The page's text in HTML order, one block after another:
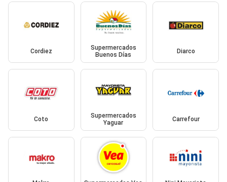
Cordiez
Supermercados
Buenos Días
Diarco
Coto
Supermercados
Yaguar
Carrefour